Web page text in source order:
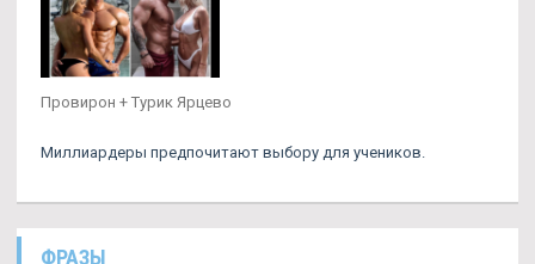
Провирон + Турик Ярцево
Миллиардеры предпочитают выбору для учеников.
ФРАЗЫ